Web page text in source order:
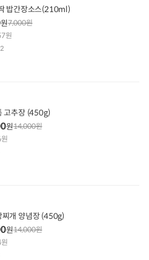
밥간장소스(210ml)
원7,000원
원
고추장 (450g)
원14,000원
찌개 양념장 (450g)
원14,000원